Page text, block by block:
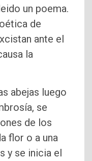
un poema.
de
ante el
la
abejas luego
se
de los
flor o a una
y se inicia el